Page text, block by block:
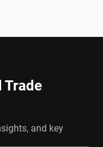
Trade
and key